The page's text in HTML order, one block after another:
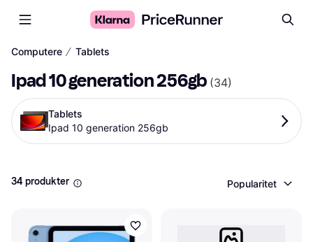
Computere ∕ Tablets
Ipad 10 generation 256gb (34)
Tablets
Ipad 10 generation 256gb
34 produkter Popularitet